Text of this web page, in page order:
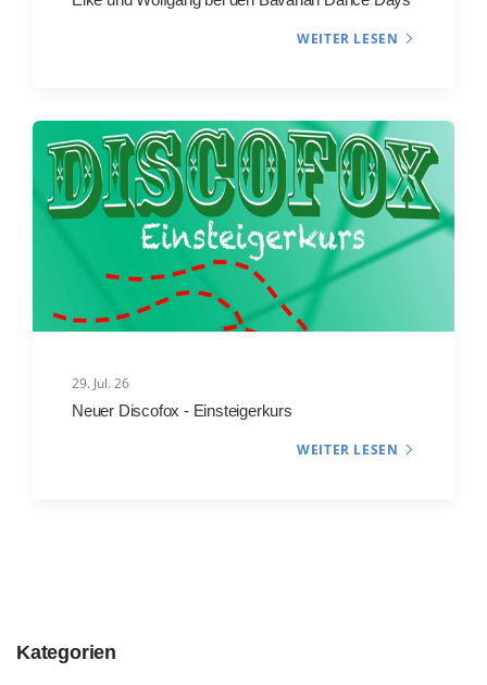
Kategorien
WEITER LESEN
29. Jul. 26
Neuer Discofox - Einsteigerkurs
WEITER LESEN